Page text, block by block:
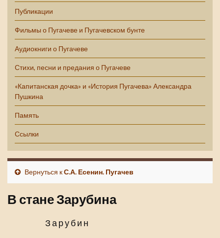
Публикации
Фильмы о Пугачеве и Пугачевском бунте
Аудиокниги о Пугачеве
Стихи, песни и предания о Пугачеве
«Капитанская дочка» и «История Пугачева» Александра
Пушкина
Память
Ссылки
Вернуться кС.А. Есенин. Пугачев
В стане Зарубина
Зарубин